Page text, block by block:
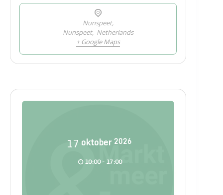
Nunspeet,
Nunspeet, Netherlands
+ Google Maps
17 oktober 2026
10:00 - 17:00